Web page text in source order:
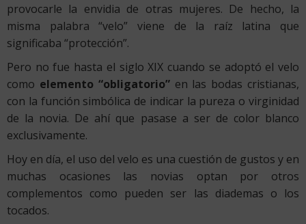
provocarle la envidia de otras mujeres. De hecho, la
misma palabra “velo” viene de la raíz latina que
significaba “protección”.
Pero no fue hasta el siglo XIX cuando se adoptó el velo
como elemento “obligatorio”en las bodas cristianas,
con la función simbólica de indicar la pureza o virginidad
de la novia. De ahí que pasase a ser de color blanco
exclusivamente.
Hoy en día, el uso del velo es una cuestión de gustos y en
muchas ocasiones las novias optan por otros
complementos como pueden ser las diademas o los
tocados.